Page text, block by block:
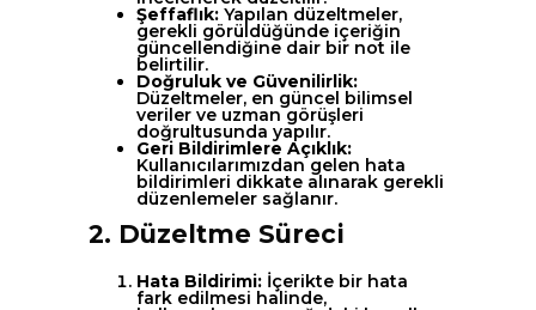
Şeffaflık: Yapılan düzeltmeler,
gerekli görüldüğünde içeriğin
güncellendiğine dair bir not ile
belirtilir.
Doğruluk ve Güvenilirlik:
Düzeltmeler, en güncel bilimsel
veriler ve uzman görüşleri
doğrultusunda yapılır.
Geri Bildirimlere Açıklık:
Kullanıcılarımızdan gelen hata
bildirimleri dikkate alınarak gerekli
düzenlemeler sağlanır.
2. Düzeltme Süreci
Hata Bildirimi: İçerikte bir hata
fark edilmesi halinde,